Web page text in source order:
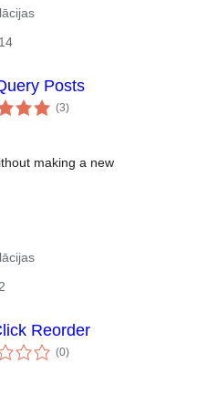
Posts
(3vērtējumu
kopsumma
)
making a new
Reorder
(0vērtējumu
kopsumma
)